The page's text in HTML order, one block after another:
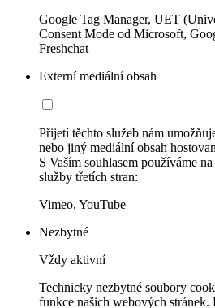
Google Tag Manager, UET
Consent Mode od Microsoft,
Freshchat
Externí mediální obsah
Přijetí těchto služeb nám
nebo jiný mediální obsah
S Vaším souhlasem používáme
služby třetích stran:
Vimeo, YouTube
Nezbytné
Vždy aktivní
Technicky nezbytné soubory
funkce našich webových